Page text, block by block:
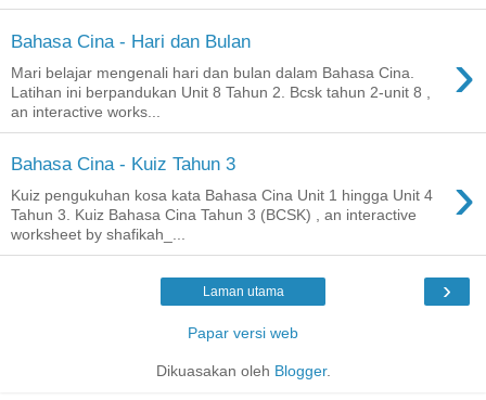
Bahasa Cina - Hari dan Bulan ›
Mari belajar mengenali hari dan bulan dalam Bahasa Cina.
Latihan ini berpandukan Unit 8 Tahun 2. Bcsk tahun 2-unit 8 ,
an interactive works...
Bahasa Cina - Kuiz Tahun 3 ›
Kuiz pengukuhan kosa kata Bahasa Cina Unit 1 hingga Unit 4
Tahun 3. Kuiz Bahasa Cina Tahun 3 (BCSK) , an interactive
worksheet by shafikah_...
›
Laman utama
Papar versi web
Dikuasakan oleh Blogger.